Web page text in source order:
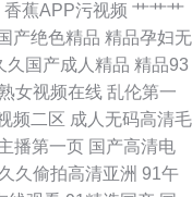
色97人妻露脸在线 香蕉视
娱乐首页 91人妻人人操人
av深夜福利吧 国产精品香
网站在线 欧美亚另类风情
香蕉APP污视频 艹艹艹
产绝色精品 精品孕妇无
久国产成人精品 精品93
女视频在线 乱伦第一
频二区 成人无码高清毛
播第一页 国产高清电
久久偷拍高清亚洲 91午